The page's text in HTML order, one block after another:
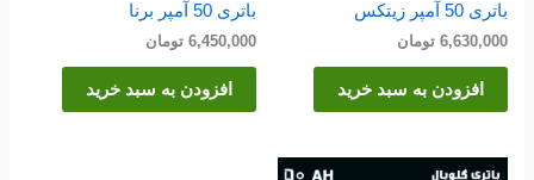
باتری 50 آمپر زیتکس
6,630,000 تومان
افزودن به سبد خرید
باتری 50 آمپر برنا
6,450,000 تومان
افزودن به سبد خرید